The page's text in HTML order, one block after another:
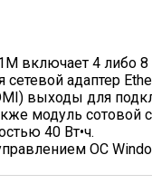
включает 4
адаптер
выходы для
модуль
40 Вт•ч.
ОС